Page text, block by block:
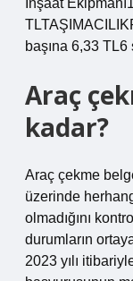
İnşaat
başına 6,33 TL6
Araç
kadar?
Araç çekme
üzerinde
olmadığını
durumların
2023 yılı